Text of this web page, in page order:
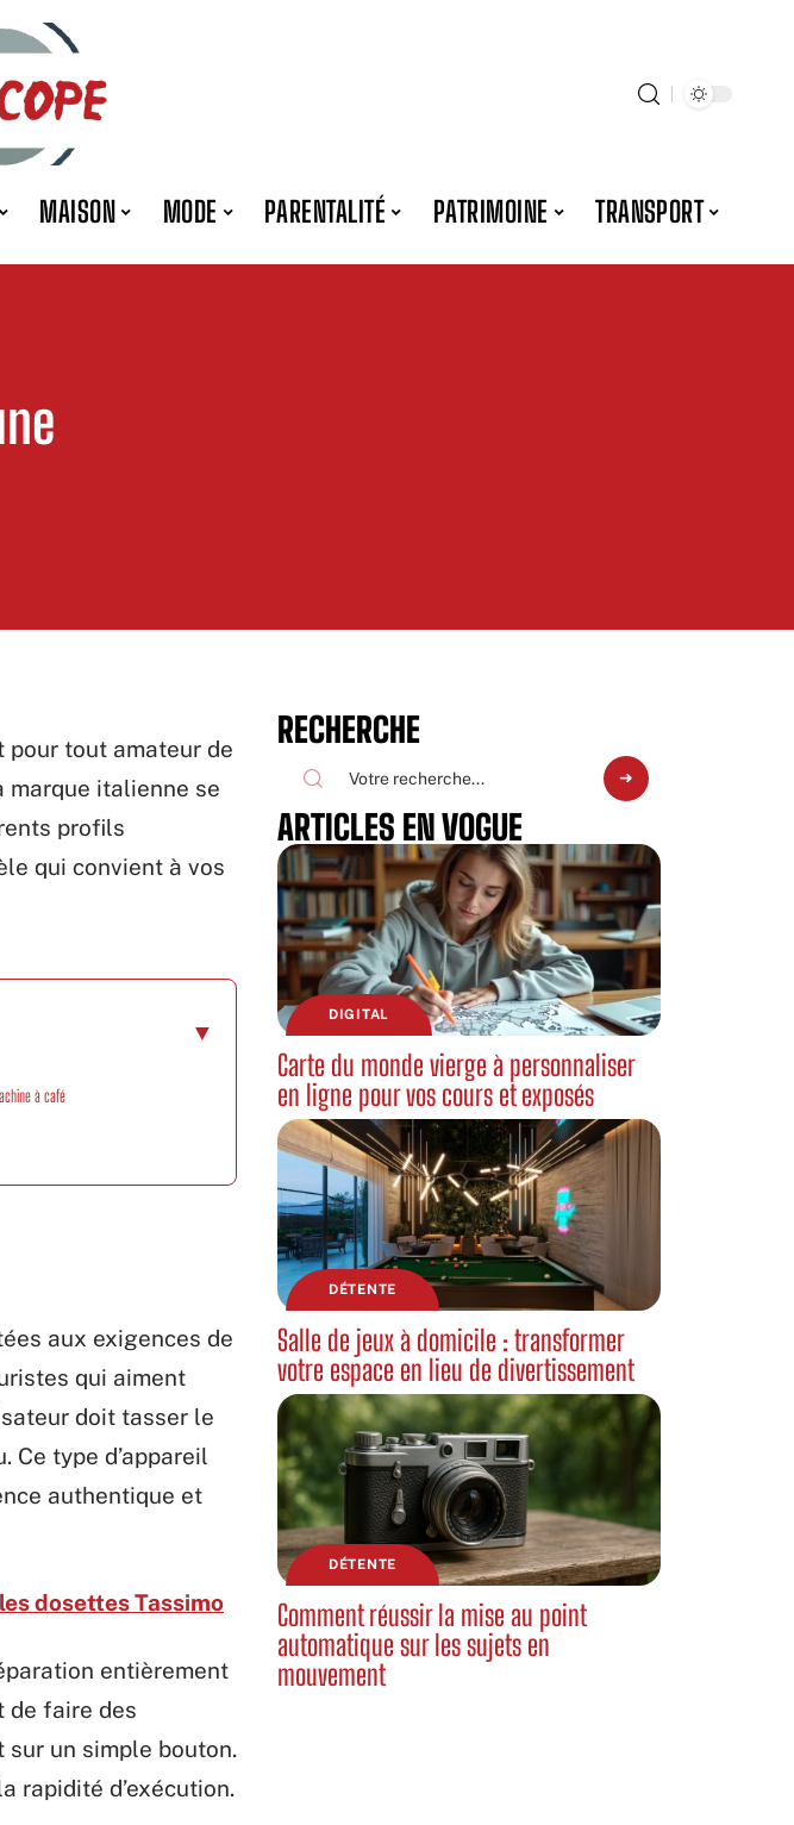
MAISON MODE PARENTALITÉ PATRIMOINE TRANSPORT
pour tout amateur de
marque italienne se
profils
qui convient à vos
à café
aux exigences de
qui aiment
doit tasser le
Ce type d’appareil
authentique et
dosettes Tassimo
entièrement
de faire des
sur un simple bouton.
rapidité d’exécution.
RECHERCHE
ARTICLES EN VOGUE
DIGITAL
Carte du monde vierge à personnaliser
en ligne pour vos cours et exposés
DÉTENTE
Salle de jeux à domicile : transformer
votre espace en lieu de divertissement
DÉTENTE
Comment réussir la mise au point
automatique sur les sujets en
mouvement